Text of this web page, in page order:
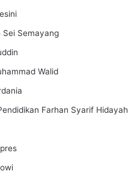
Sei Semayang
Walid
Farhan Syarif Hidayah